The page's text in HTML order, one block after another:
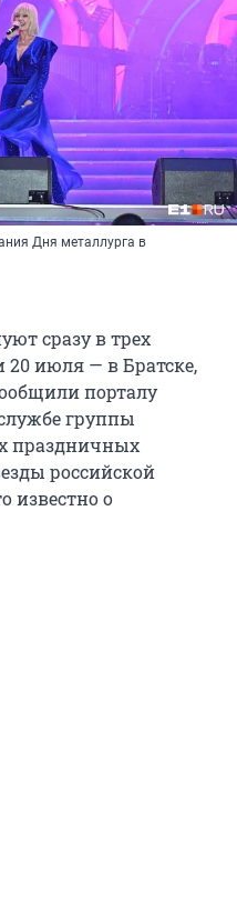
Дня металлурга в
сразу в трех
20 июля — в Братске,
порталу
группы
праздничных
российской
известно о